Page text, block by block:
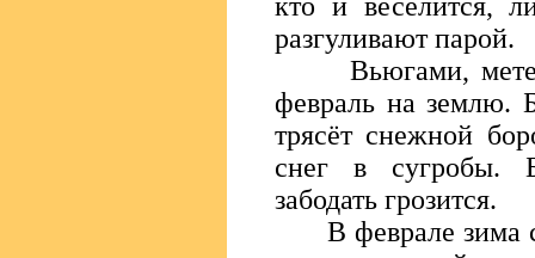
разгуливают парой.
Вьюгами,
февраль на землю.
трясёт снежной
снег в сугробы.
забодать грозится.
В феврале зима с